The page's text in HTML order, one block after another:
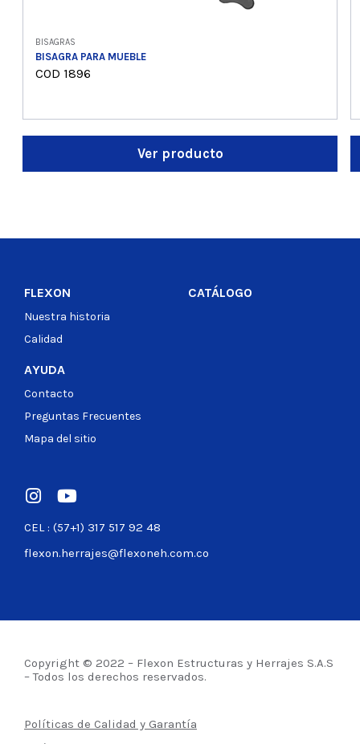
BISAGRAS
BISAGRA PARA MUEBLE
COD 1896
Ver producto
CEL : (57+1) 317 517 92 48
flexon.herrajes@flexoneh.com.co
FLEXON
Nuestra historia
Calidad
CATÁLOGO
AYUDA
Contacto
Preguntas Frecuentes
Mapa del sitio
Copyright © 2022 – Flexon Estructuras y Herrajes S.A.S
– Todos los derechos reservados.
Políticas de Calidad y Garantía